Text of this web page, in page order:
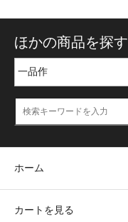
ほかの商品を探す
ホーム
カートを見る